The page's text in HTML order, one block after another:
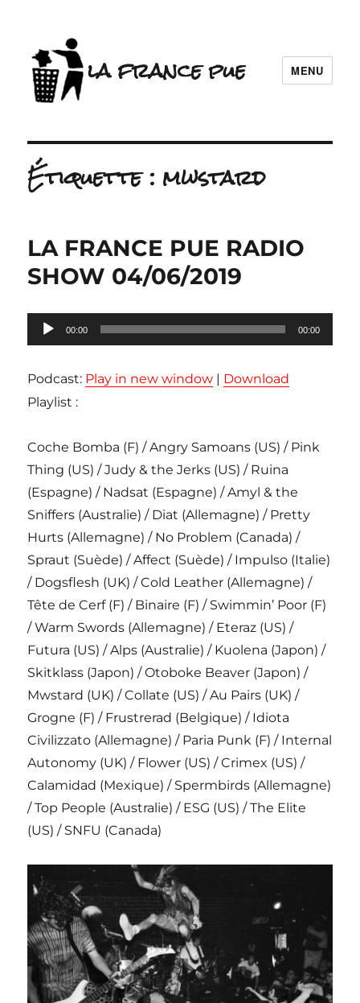
la france pue MENU
Étiquette : mwstard
LA FRANCE PUE RADIO
SHOW 04/06/2019
Lecteur
audio
00:00 00:00
Podcast: Play in new window | Download
Playlist :
Coche Bomba (F) / Angry Samoans (US) / Pink
Thing (US) / Judy & the Jerks (US) / Ruina
(Espagne) / Nadsat (Espagne) / Amyl & the
Sniffers (Australie) / Diat (Allemagne) / Pretty
Hurts (Allemagne) / No Problem (Canada) /
Spraut (Suède) / Affect (Suède) / Impulso (Italie)
/ Dogsflesh (UK) / Cold Leather (Allemagne) /
Tête de Cerf (F) / Binaire (F) / Swimmin’ Poor (F)
/ Warm Swords (Allemagne) / Eteraz (US) /
Futura (US) / Alps (Australie) / Kuolena (Japon) /
Skitklass (Japon) / Otoboke Beaver (Japon) /
Mwstard (UK) / Collate (US) / Au Pairs (UK) /
Grogne (F) / Frustrerad (Belgique) / Idiota
Civilizzato (Allemagne) / Paria Punk (F) / Internal
Autonomy (UK) / Flower (US) / Crimex (US) /
Calamidad (Mexique) / Spermbirds (Allemagne)
/ Top People (Australie) / ESG (US) / The Elite
(US) / SNFU (Canada)